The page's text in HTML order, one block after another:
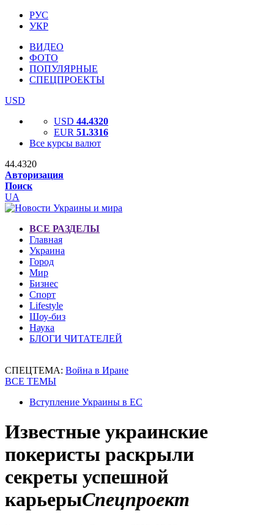
РУС
УКР
ВИДЕО
ФОТО
ПОПУЛЯРНЫЕ
СПЕЦПРОЕКТЫ
USD
USD 44.4320
EUR 51.3316
Все курсы валют
44.4320
Авторизация
Поиск
UA
ВСЕ РАЗДЕЛЫ
Главная
Украина
Город
Мир
Бизнес
Спорт
Lifestyle
Шоу-биз
Наука
БЛОГИ ЧИТАТЕЛЕЙ
СПЕЦТЕМА: Война в Иране
ВСЕ ТЕМЫ
Вступление Украины в ЕС
Известные украинские
покеристы раскрыли
секреты успешной
карьерыСпецпроект